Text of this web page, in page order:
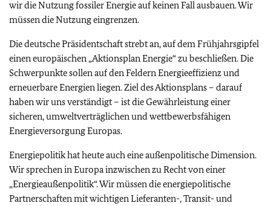
wir die Nutzung fossiler Energie auf keinen Fall ausbauen. Wir
müssen die Nutzung eingrenzen.
Die deutsche Präsidentschaft strebt an, auf dem Frühjahrsgipfel
einen europäischen „Aktionsplan Energie“ zu beschließen. Die
Schwerpunkte sollen auf den Feldern Energieeffizienz und
erneuerbare Energien liegen. Ziel des Aktionsplans – darauf
haben wir uns verständigt – ist die Gewährleistung einer
sicheren, umweltverträglichen und wettbewerbsfähigen
Energieversorgung Europas.
Energiepolitik hat heute auch eine außenpolitische Dimension.
Wir sprechen in Europa inzwischen zu Recht von einer
„Energieaußenpolitik“. Wir müssen die energiepolitische
Partnerschaften mit wichtigen Lieferanten-, Transit- und